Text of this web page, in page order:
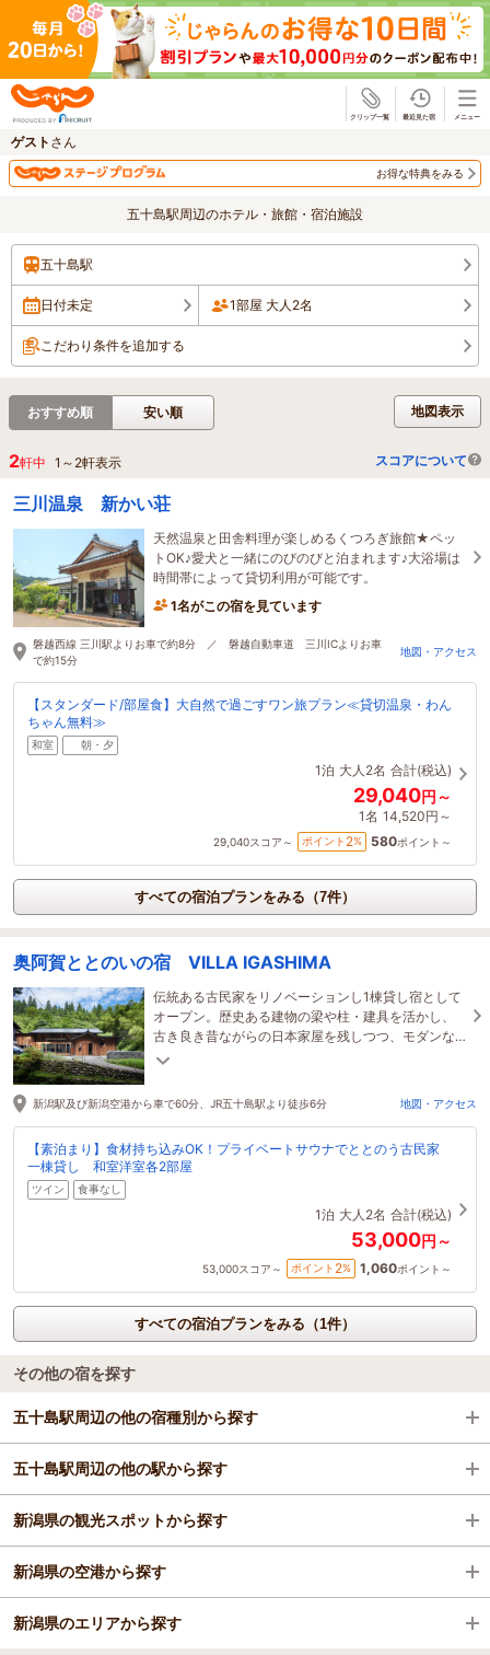
ゲスト さん
お得な特典をみる
五十島駅周辺のホテル・旅館・宿泊施設
五十島駅
日付未定 1部屋 大人2名
こだわり条件を追加する
地図表示
おすすめ順 安い順
2軒中 1 ～ 2軒表示 スコアについて
三川温泉 新かい荘
天然温泉と田舎料理が楽しめるくつろぎ旅館★ペッ
トOK♪愛犬と一緒にのびのびと泊まれます♪大浴場は
時間帯によって貸切利用が可能です。
1名がこの宿を見ています
磐越西線 三川駅よりお車で約8分 ／ 磐越自動車道 三川ICよりお車
で約15分
地図・アクセス
【スタンダード/部屋食】大自然で過ごすワン旅プラン≪貸切温泉・わん
ちゃん無料≫
和室 朝・夕
1泊 大人2名 合計(税込)
29,040円～
1名 14,520円～
29,040スコア～ ポイント 2% 580ポイント～
すべての宿泊プランをみる（7件）
奥阿賀ととのいの宿 VILLA IGASHIMA
伝統ある古民家をリノベーションし1棟貸し宿として
オープン。歴史ある建物の梁や柱・建具を活かし、
古き良き昔ながらの日本家屋を残しつつ、モダンな
デザインとの調和を実現。特別な一日をご体感下さ
新潟駅及び新潟空港から車で60分、JR五十島駅より徒歩6分 地図・アクセス
【素泊まり】食材持ち込みOK！プライベートサウナでととのう古民家
一棟貸し 和室洋室各2部屋
ツイン 食事なし
1泊 大人2名 合計(税込)
53,000円～
53,000スコア～ ポイント 2% 1,060ポイント～
すべての宿泊プランをみる（1件）
その他の宿を探す
五十島駅周辺の他の宿種別から探す
旅館
五十島駅周辺の他の駅から探す
新潟駅
月岡駅
青山駅
新潟県の観光スポットから探す
新潟せんべい王国
にぎわい市場 ピアBandai
新潟県の空港から探す
新潟空港
新潟県のエリアから探す